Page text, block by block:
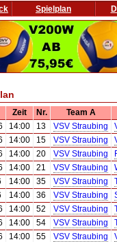
Spielplan
Zeit Nr.
Team A
14:00 13 VSV Straubing
14:00 15 VSV Straubing
14:00 20 VSV Straubing
14:00 21 VSV Straubing
14:00 35 VSV Straubing
14:00 36 VSV Straubing
14:00 52 VSV Straubing
14:00 54 VSV Straubing
14:00 55 VSV Straubing